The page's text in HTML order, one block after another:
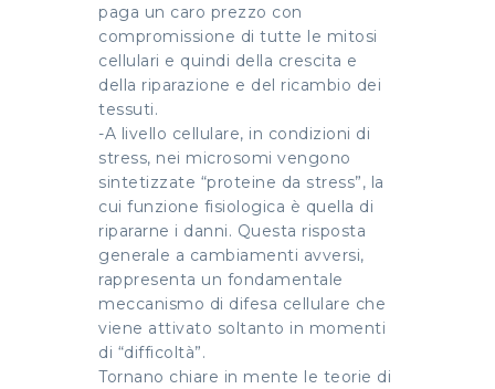
paga un caro prezzo con
compromissione di tutte le mitosi
cellulari e quindi della crescita e
della riparazione e del ricambio dei
tessuti.
-A livello cellulare, in condizioni di
stress, nei microsomi vengono
sintetizzate “proteine da stress”, la
cui funzione fisiologica è quella di
ripararne i danni. Questa risposta
generale a cambiamenti avversi,
rappresenta un fondamentale
meccanismo di difesa cellulare che
viene attivato soltanto in momenti
di “difficoltà”.
Tornano chiare in mente le teorie di